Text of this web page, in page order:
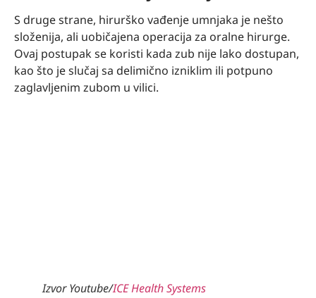
S druge strane, hirurško vađenje umnjaka je nešto
složenija, ali uobičajena operacija za oralne hirurge.
Ovaj postupak se koristi kada zub nije lako dostupan,
kao što je slučaj sa delimično izniklim ili potpuno
zaglavljenim zubom u vilici.
Izvor Youtube/ICE Health Systems